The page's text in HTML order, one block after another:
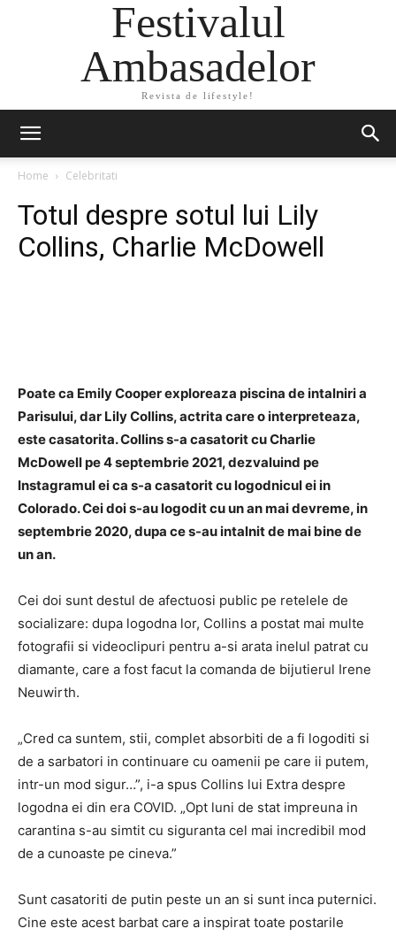
Festivalul
Ambasadelor
Revista de lifestyle!
Home Celebritati
Totul despre sotul lui Lily
Collins, Charlie McDowell
Poate ca Emily Cooper exploreaza piscina de intalniri a
Parisului, dar Lily Collins, actrita care o interpreteaza,
este casatorita. Collins s-a casatorit cu Charlie
McDowell pe 4 septembrie 2021, dezvaluind pe
Instagramul ei ca s-a casatorit cu logodnicul ei in
Colorado. Cei doi s-au logodit cu un an mai devreme, in
septembrie 2020, dupa ce s-au intalnit de mai bine de
un an.
Cei doi sunt destul de afectuosi public pe retelele de
socializare: dupa logodna lor, Collins a postat mai multe
fotografii si videoclipuri pentru a-si arata inelul patrat cu
diamante, care a fost facut la comanda de bijutierul Irene
Neuwirth.
„Cred ca suntem, stii, complet absorbiti de a fi logoditi si
de a sarbatori in continuare cu oamenii pe care ii putem,
intr-un mod sigur…”, i-a spus Collins lui Extra despre
logodna ei din era COVID. „Opt luni de stat impreuna in
carantina s-au simtit cu siguranta cel mai incredibil mod
de a cunoaste pe cineva.”
Sunt casatoriti de putin peste un an si sunt inca puternici.
Cine este acest barbat care a inspirat toate postarile